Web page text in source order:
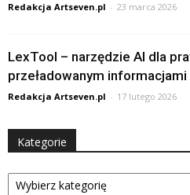
Redakcja Artseven.pl - 23 marca 2026
LexTool – narzędzie AI dla
przeładowanym informacjami
Redakcja Artseven.pl - 17 lutego 2026
Kategorie
Kategorie